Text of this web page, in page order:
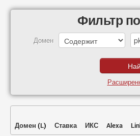
Фильтр
Домен
Домен (L) Ставка ИКС Alexa